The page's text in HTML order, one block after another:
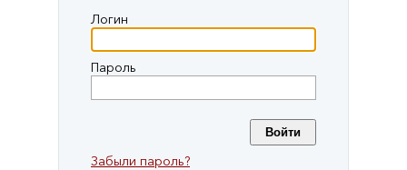
Логин
Пароль
Забыли пароль?